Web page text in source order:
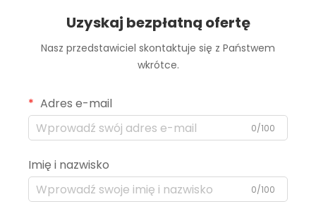
Uzyskaj bezpłatną ofertę
Nasz przedstawiciel skontaktuje się z Państwem
wkrótce.
Adres e-mail
0/100
Imię i nazwisko
0/100